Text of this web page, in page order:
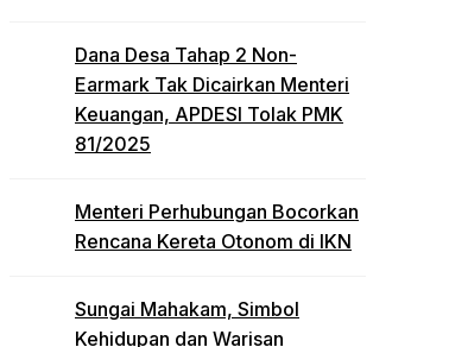
Dana Desa Tahap 2 Non-
Earmark Tak Dicairkan Menteri
Keuangan, APDESI Tolak PMK
81/2025
Menteri Perhubungan Bocorkan
Rencana Kereta Otonom di IKN
Sungai Mahakam, Simbol
Kehidupan dan Warisan